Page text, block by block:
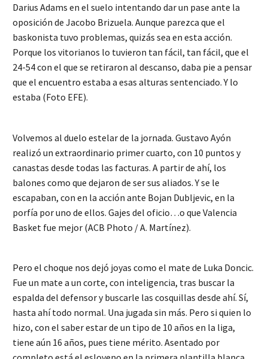
Darius Adams en el suelo intentando dar un pase ante la
oposición de Jacobo Brizuela. Aunque parezca que el
baskonista tuvo problemas, quizás sea en esta acción.
Porque los vitorianos lo tuvieron tan fácil, tan fácil, que el
24-54 con el que se retiraron al descanso, daba pie a pensar
que el encuentro estaba a esas alturas sentenciado. Y lo
estaba (Foto EFE).
Volvemos al duelo estelar de la jornada. Gustavo Ayón
realizó un extraordinario primer cuarto, con 10 puntos y
canastas desde todas las facturas. A partir de ahí, los
balones como que dejaron de ser sus aliados. Y se le
escapaban, con en la acción ante Bojan Dubljevic, en la
porfía por uno de ellos. Gajes del oficio…o que Valencia
Basket fue mejor (ACB Photo / A. Martínez).
Pero el choque nos dejó joyas como el mate de Luka Doncic.
Fue un mate a un corte, con inteligencia, tras buscar la
espalda del defensor y buscarle las cosquillas desde ahí. Sí,
hasta ahí todo normal. Una jugada sin más. Pero si quien lo
hizo, con el saber estar de un tipo de 10 años en la liga,
tiene aún 16 años, pues tiene mérito. Asentado por